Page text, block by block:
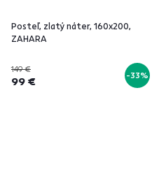
Posteľ, zlatý náter, 160x200,
ZAHARA
149 €
99 € -33%